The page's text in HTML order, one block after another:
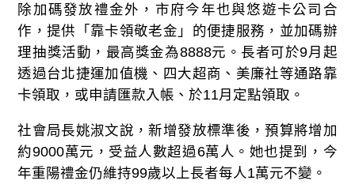
除加碼發放禮金外，市府今年也與悠遊卡公司合
作，提供「靠卡領敬老金」的便捷服務，並加碼辦
理抽獎活動，最高獎金為8888元。長者可於9月起
透過台北捷運加值機、四大超商、美廉社等通路靠
卡領取，或申請匯款入帳、於11月定點領取。
社會局長姚淑文說，新增發放標準後，預算將增加
約9000萬元，受益人數超過6萬人。她也提到，今
年重陽禮金仍維持99歲以上長者每人1萬元不變。